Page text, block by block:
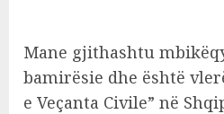
Mane gjithashtu
bamirësie dhe është
e Veçanta Civile” në